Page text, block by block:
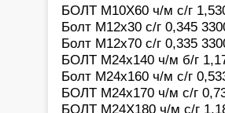
БОЛТ М10Х60 ч/м с/г
Болт М12х30 с/г 0,345
Болт М12х70 с/г 0,335
БОЛТ М24х140 ч/м б/г
Болт М24х160 ч/м с/г
БОЛТ М24х170 ч/м с/г
БОЛТ М24Х180 ч/м с/г